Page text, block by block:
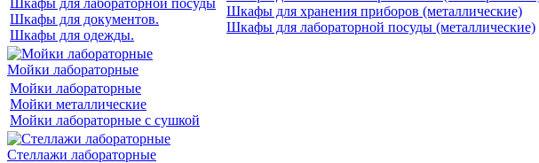
Шкафы для документов.
Шкафы для одежды.
Шкафы для хранения приборов (металлические)
Шкафы для лабораторной посуды (металлические)
Мойки лабораторные
Мойки лабораторные
Мойки металлические
Мойки лабораторные с сушкой
Стеллажи лабораторные